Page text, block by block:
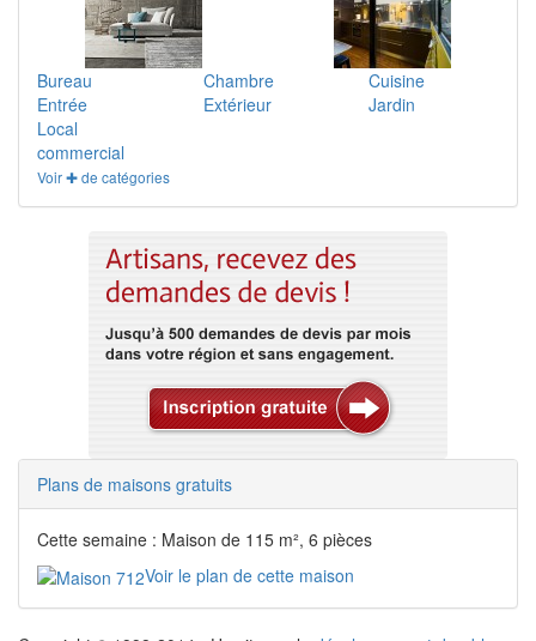
Bureau Chambre
Cuisine
Entrée
Extérieur
Jardin
Local
commercial
Voir ✚ de catégories
Plans de maisons gratuits
Cette semaine : Maison de 115 m², 6 pièces
Voir le plan de cette maison